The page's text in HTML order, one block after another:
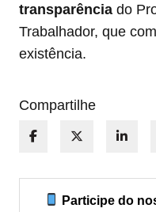
transparência do
Trabalhador, que
existência.
Compartilhe
Participe do